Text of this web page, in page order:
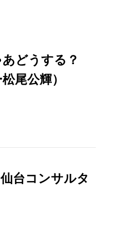
どうする？
尾公輝）
台コンサルタ